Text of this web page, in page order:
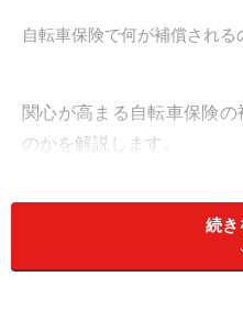
自転車保険で何が補償される
関心が高まる自転車保険
のかを解説します。
自転車保険の補償内容
続き